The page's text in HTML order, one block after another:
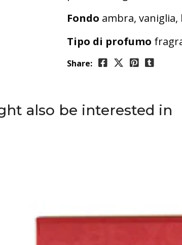
Fondo ambra, vaniglia,
Tipo di profumo
Share:
also be interested in